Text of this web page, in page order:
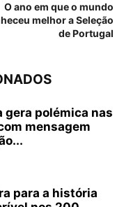
O ano em que o mundo
melhor a Seleção
de Portugal
gera polémica nas
mensagem
para a história